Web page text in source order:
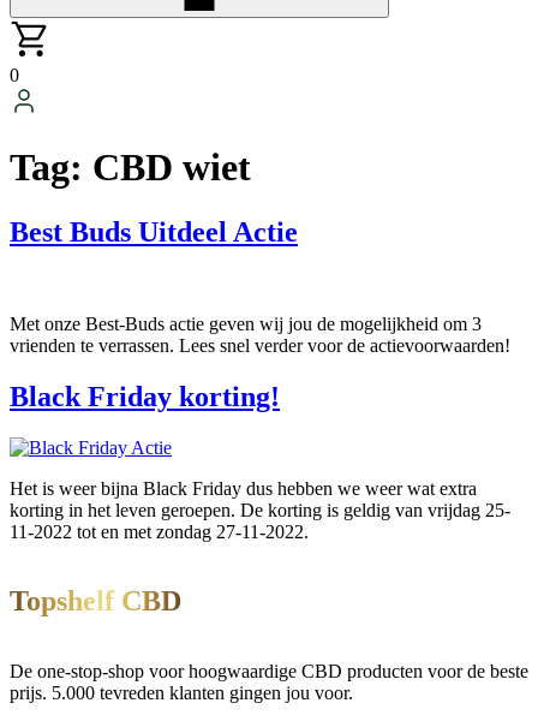
0
Tag: CBD wiet
Best Buds Uitdeel Actie
Met onze Best-Buds actie geven wij jou de mogelijkheid om 3
vrienden te verrassen. Lees snel verder voor de actievoorwaarden!
Black Friday korting!
Het is weer bijna Black Friday dus hebben we weer wat extra
korting in het leven geroepen. De korting is geldig van vrijdag 25-
11-2022 tot en met zondag 27-11-2022.
Topshelf CBD
De one-stop-shop voor hoogwaardige CBD producten voor de beste
prijs. 5.000 tevreden klanten gingen jou voor.